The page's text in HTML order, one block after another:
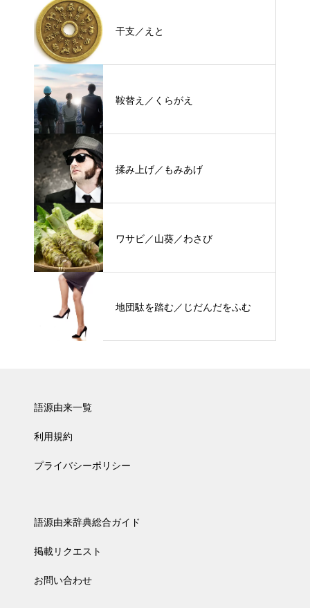
干支／えと
鞍替え／くらがえ
揉み上げ／もみあげ
ワサビ／山葵／わさび
地団駄を踏む／じだんだをふむ
語源由来一覧
利用規約
プライバシーポリシー
語源由来辞典総合ガイド
掲載リクエスト
お問い合わせ